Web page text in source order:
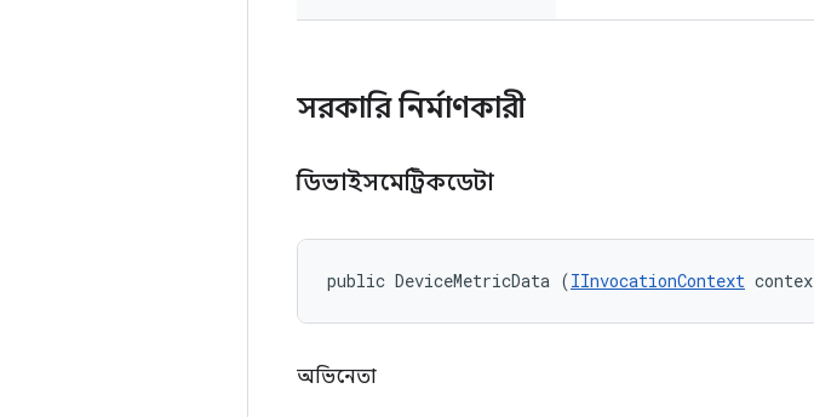
সরকারি নির্মাণকারী
ডিভাইসমেট্রিকডেটা
public DeviceMetricData (IInvocationContext
অভিনেতা